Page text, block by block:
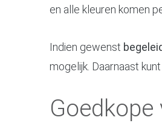
en alle kleuren komen
Indien gewenst
mogelijk. Daarnaast